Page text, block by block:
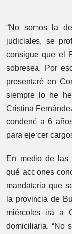
“No somos la
judiciales, se
consigue que el
sobresea. Por
presentaré en
siempre lo he
Cristina
condenó a 6
para ejercer
En medio de las
qué acciones
mandataria que
la provincia de
miércoles irá a
domiciliaria. “No